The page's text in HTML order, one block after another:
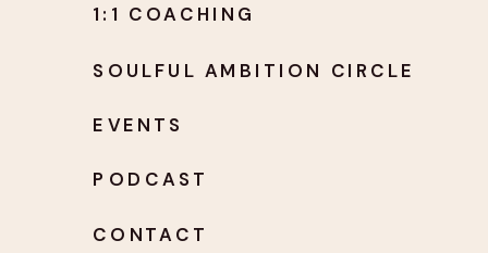
1:1 COACHING
PODCAST
EVENTS
SOULFUL AMBITION CIRCLE
CONTACT